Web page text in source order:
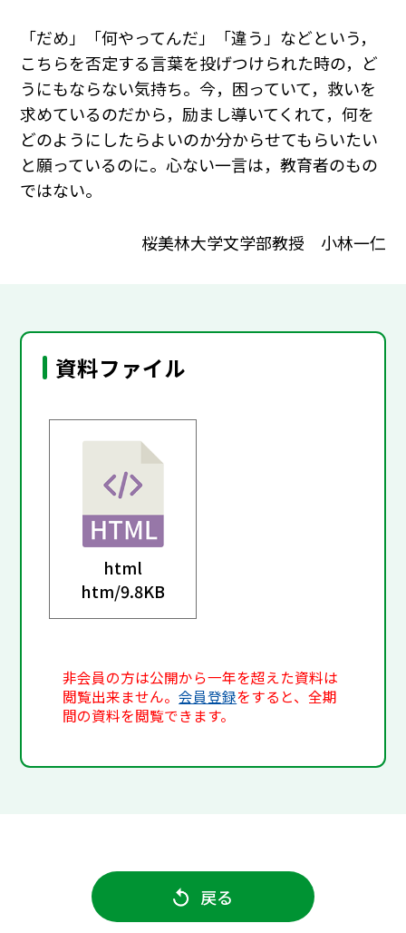
「だめ」「何やってんだ」「違う」などという，
こちらを否定する言葉を投げつけられた時の，ど
うにもならない気持ち。今，困っていて，救いを
求めているのだから，励まし導いてくれて，何を
どのようにしたらよいのか分からせてもらいたい
と願っているのに。心ない一言は，教育者のもの
ではない。
桜美林大学文学部教授 小林一仁
資料ファイル
html
htm/9.8KB
非会員の方は公開から一年を超えた資料は
閲覧出来ません。会員登録をすると、全期
間の資料を閲覧できます。
戻る